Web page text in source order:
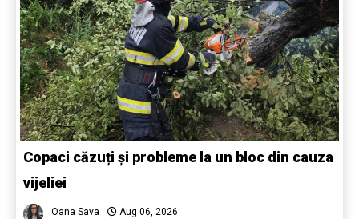
Copaci căzuți și probleme la un bloc din cauza
vijeliei
Oana Sava Aug 06, 2026